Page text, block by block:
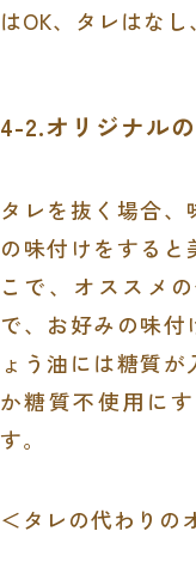
はOK、タレはなし
4-2.オリジナル
タレを抜く場合
の味付けをすると
こで、オススメ
で、お好みの味付
ょう油には糖質
か糖質不使用に
す。
＜タレの代わりの